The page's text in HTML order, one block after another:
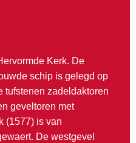
Kerk. De
schip is gelegd op
tufstenen zadeldaktoren
geveltoren met
(1577) is van
De westgevel